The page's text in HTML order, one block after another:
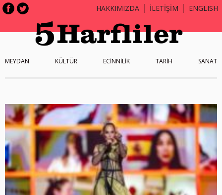
HAKKIMIZDA İLETİŞİM ENGLISH
MEYDAN KÜLTÜR ECİNNİLİK TARİH SANAT